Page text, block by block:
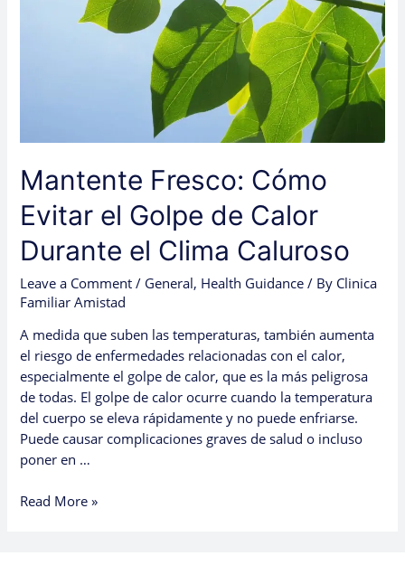
Mantente Fresco: Cómo
Evitar el Golpe de Calor
Durante el Clima Caluroso
Leave a Comment / General, Health Guidance / By Clinica
Familiar Amistad
A medida que suben las temperaturas, también aumenta
el riesgo de enfermedades relacionadas con el calor,
especialmente el golpe de calor, que es la más peligrosa
de todas. El golpe de calor ocurre cuando la temperatura
del cuerpo se eleva rápidamente y no puede enfriarse.
Puede causar complicaciones graves de salud o incluso
poner en …
Read More »